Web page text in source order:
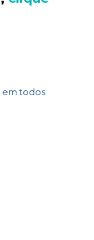
em todos